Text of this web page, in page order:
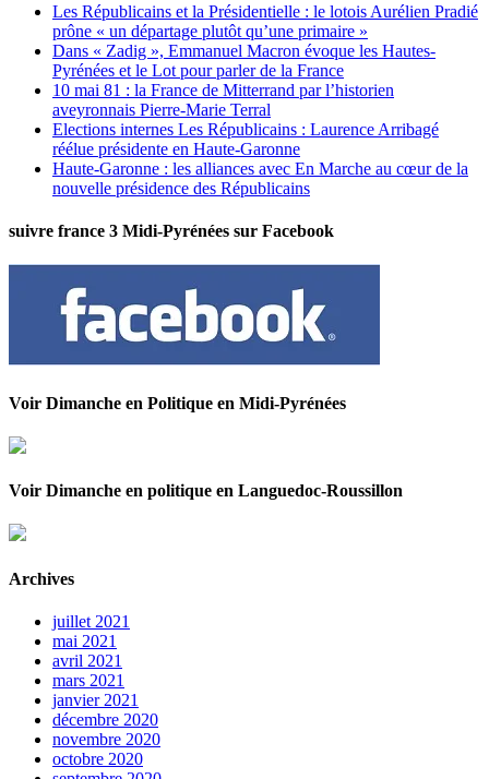
Les Républicains et la Présidentielle : le lotois Aurélien Pradié
prône « un départage plutôt qu’une primaire »
Dans « Zadig », Emmanuel Macron évoque les Hautes-
Pyrénées et le Lot pour parler de la France
10 mai 81 : la France de Mitterrand par l’historien
aveyronnais Pierre-Marie Terral
Elections internes Les Républicains : Laurence Arribagé
réélue présidente en Haute-Garonne
Haute-Garonne : les alliances avec En Marche au cœur de la
nouvelle présidence des Républicains
suivre france 3 Midi-Pyrénées sur Facebook
Voir Dimanche en Politique en Midi-Pyrénées
Voir Dimanche en politique en Languedoc-Roussillon
Archives
juillet 2021
mai 2021
avril 2021
mars 2021
janvier 2021
décembre 2020
novembre 2020
octobre 2020